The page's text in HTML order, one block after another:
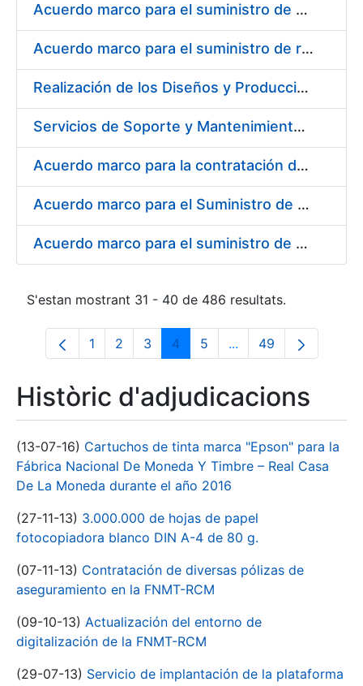
Acuerdo marco para el suministro de material de transmisiones de potencia, rodamientos, estanqueidad e hidráulica
Acuerdo marco para el suministro de repuestos específicos de maquinaria
Realización de los Diseños y Producción del Material Gráfico, en sus diferentes formatos y dispositivos, para la correcta comunicación, tanto interna como externa, de la entidad pública empresarial, Fábrica Nacional de Moneda y Timbre-Real Casa de la Moneda (FNMT-RCM)
Servicios de Soporte y Mantenimiento Integral (correctivo, preventivo, evolutivo) del Sistema de Gestión del Ciclo de Vida de las Aplicaciones en el Área de Desarrollo de CERES
Acuerdo marco para la contratación del suministro de material de informática para equipos de producción
Acuerdo marco para el Suministro de Consumibles Informáticos
Acuerdo marco para el suministro de material de filtración
S'estan mostrant 31 - 40 de 486 resultats.
Pàgina
1 Pàgina
2 Pàgina
3 Pàgina
4 Pàgina
5 ...Pàgines intermèdies
Pàgina
49
Històric d'adjudicacions
(13-07-16) Cartuchos de tinta marca "Epson" para la
Fábrica Nacional De Moneda Y Timbre – Real Casa
De La Moneda durante el año 2016
(27-11-13) 3.000.000 de hojas de papel
fotocopiadora blanco DIN A-4 de 80 g.
(07-11-13) Contratación de diversas pólizas de
aseguramiento en la FNMT-RCM
(09-10-13) Actualización del entorno de
digitalización de la FNMT-RCM
(29-07-13) Servicio de implantación de la plataforma